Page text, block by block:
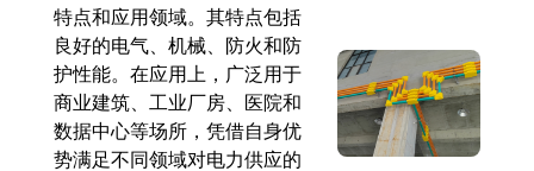
特点和应用领域。其特点包括
良好的电气、机械、防火和防
护性能。在应用上，广泛用于
商业建筑、工业厂房、医院和
数据中心等场所，凭借自身优
势满足不同领域对电力供应的